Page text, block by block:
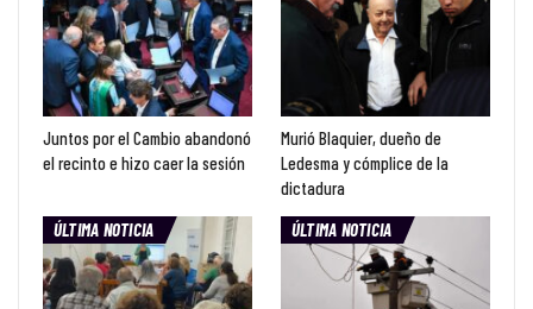
Juntos por el Cambio abandonó
el recinto e hizo caer la sesión
Murió Blaquier, dueño de
Ledesma y cómplice de la
dictadura
ÚLTIMA NOTICIA
ÚLTIMA NOTICIA